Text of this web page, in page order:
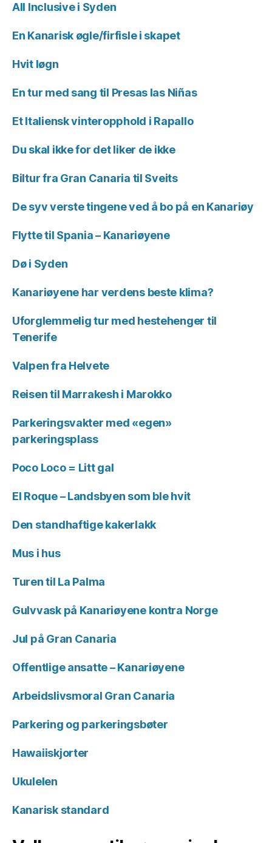
All Inclusive i Syden
En Kanarisk øgle/firfisle i skapet
Hvit løgn
En tur med sang til Presas las Niñas
Et Italiensk vinteropphold i Rapallo
Du skal ikke for det liker de ikke
Biltur fra Gran Canaria til Sveits
De syv verste tingene ved å bo på en Kanariøy
Flytte til Spania – Kanariøyene
Dø i Syden
Kanariøyene har verdens beste klima?
Uforglemmelig tur med hestehenger til
Tenerife
Valpen fra Helvete
Reisen til Marrakesh i Marokko
Parkeringsvakter med «egen»
parkeringsplass
Poco Loco = Litt gal
El Roque – Landsbyen som ble hvit
Den standhaftige kakerlakk
Mus i hus
Turen til La Palma
Gulvvask på Kanariøyene kontra Norge
Jul på Gran Canaria
Offentlige ansatte – Kanariøyene
Arbeidslivsmoral Gran Canaria
Parkering og parkeringsbøter
Hawaiiskjorter
Ukulelen
Kanarisk standard